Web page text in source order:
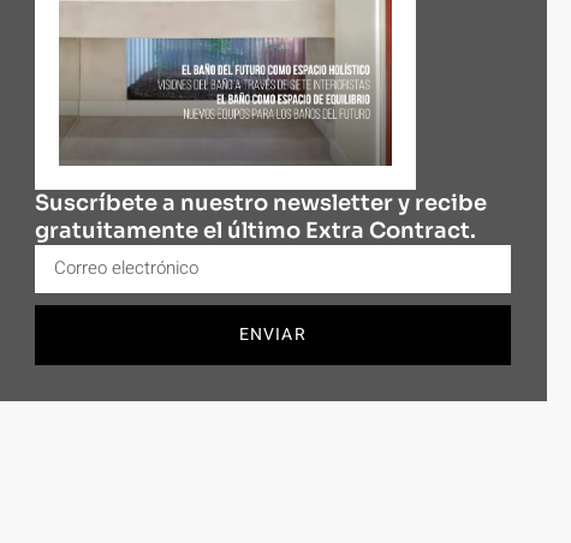
Suscríbete a nuestro newsletter y recibe
gratuitamente el último Extra Contract.
ENVIAR